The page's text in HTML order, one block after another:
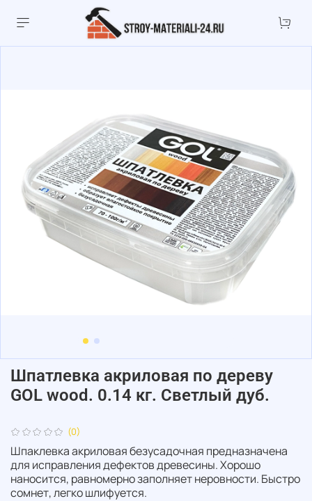
(0)
Шпатлевка акриловая по дереву
GOL wood. 0.14 кг. Светлый дуб.
Шпаклевка акриловая безусадочная предназначена
для исправления дефектов древесины. Хорошо
наносится, равномерно заполняет неровности. Быстро
сомнет, легко шлифуется.